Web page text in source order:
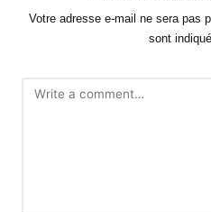
Votre adresse e-mail ne sera pas
sont